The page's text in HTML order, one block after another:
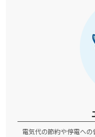
電気代の節約や停電への